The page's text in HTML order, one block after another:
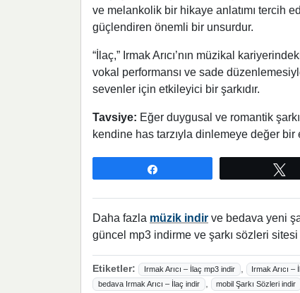
ve melankolik bir hikaye anlatımı tercih
güçlendiren önemli bir unsurdur.
“İlaç,” Irmak Arıcı’nın müzikal
vokal performansı ve sade
sevenler için etkileyici bir şarkıdır.
Tavsiye: Eğer duygusal ve romantik
kendine has tarzıyla dinlemeye değer bir
Daha fazla müzik indir ve bedava yeni
güncel mp3 indirme ve şarkı sözleri
Etiketler: Irmak Arıcı – İlaç mp3 indir , Irmak Arıcı
bedava Irmak Arıcı – İlaç indir , mobil Şarkı Sözleri indir